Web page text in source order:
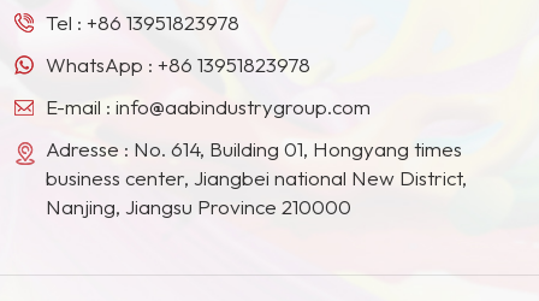
Ländern und Regionen geworden.
Tel : +86 13951823978
WhatsApp : +86 13951823978
E-mail : info@aabindustrygroup.com
Adresse : No. 614, Building 01, Hongyang times
business center, Jiangbei national New District,
Nanjing, Jiangsu Province 210000